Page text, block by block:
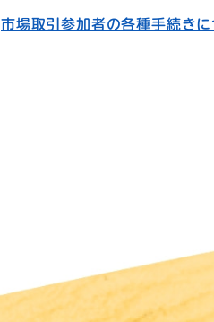
市場取引参加者の各種手続きに